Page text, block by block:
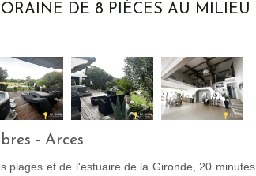
DE 8 PIÈCES AU MILIEU
- Arces
plages et de l'estuaire de la Gironde, 20 minutes